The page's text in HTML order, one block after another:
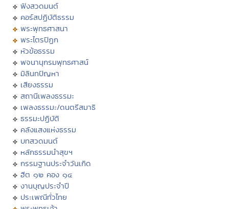
ฟังสวดมนต์
คอร์สปฏิบัติธรรม
พระพุทธศาสนา
พระไตรปิฏก
หัวข้อธรรม
พจนานุกรมพุทธศาสน์
มิลินทปัญหา
เสียงธรรม
สถานีเพลงธรรมะ
เพลงธรรมะ/ดนตรีสมาธิ
ธรรมะปฏิบัติ
คลังแสงแห่งธรรม
บทสวดมนต์
หลักธรรมนำสุขฯ
กรรมฐานประจำวันเกิด
ฮีต ๑๒ คอง ๑๔
งานบุญประจำปี
ประเพณีทั่วไทย